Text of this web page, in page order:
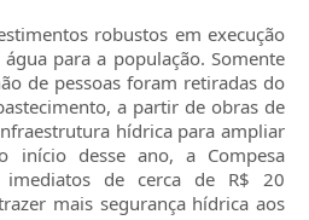
robustos em execução
para a população. Somente
de pessoas foram retiradas do
a partir de obras de
hídrica para ampliar
início desse ano, a Compesa
imediatos de cerca de R$ 20
mais segurança hídrica aos